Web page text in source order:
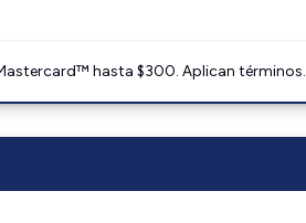
hasta $300. Aplican términos.